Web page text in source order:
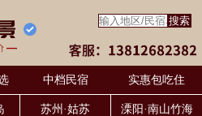
中档民宿 实惠包吃住
苏州·姑苏 溧阳·南山竹海